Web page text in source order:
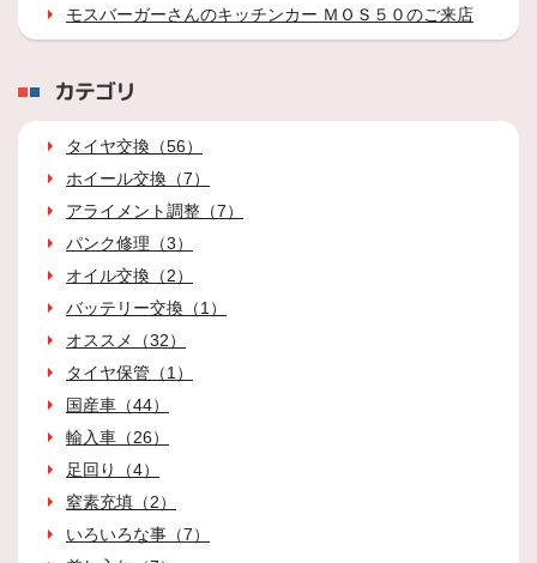
モスバーガーさんのキッチンカー ＭＯＳ５０のご来店
カテゴリ
タイヤ交換（56）
ホイール交換（7）
アライメント調整（7）
パンク修理（3）
オイル交換（2）
バッテリー交換（1）
オススメ（32）
タイヤ保管（1）
国産車（44）
輸入車（26）
足回り（4）
窒素充填（2）
いろいろな事（7）